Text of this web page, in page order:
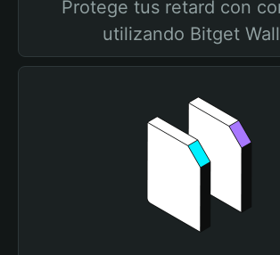
Protege tus retard con
utilizando Bitget